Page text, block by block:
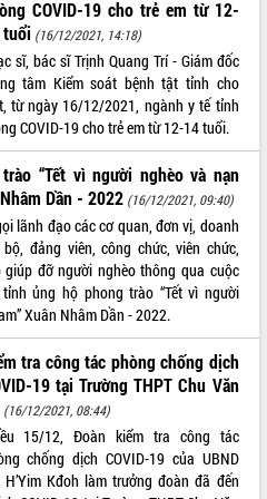
COVID-19 cho trẻ em từ 12-
tuổi (16/12/2021, 14:18)
sĩ, bác sĩ Trịnh Quang Trí - Giám đốc
tâm Kiểm soát bệnh tật tỉnh cho
từ ngày 16/12/2021, ngành y tế tỉnh
COVID-19 cho trẻ em từ 12-14 tuổi.
“Tết vì người nghèo và nạn
Dần - 2022 (16/12/2021, 09:40)
lãnh đạo các cơ quan, đơn vị, doanh
đảng viên, công chức, viên chức,
đỡ người nghèo thông qua cuộc
ủng hộ phong trào “Tết vì người
Xuân Nhâm Dần - 2022.
tra công tác phòng chống dịch
19 tại Trường THPT Chu Văn
(16/12/2021, 08:44)
15/12, Đoàn kiểm tra công tác
chống dịch COVID-19 của UBND
Kđoh làm trưởng đoàn đã đến